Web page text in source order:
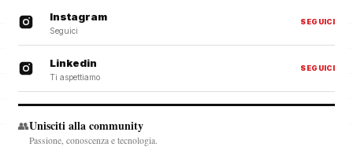
Instagram
Seguici
SEGUICI
Linkedin
Ti aspettiamo
SEGUICI
👥Unisciti alla community
Passione, conoscenza e tecnologia.